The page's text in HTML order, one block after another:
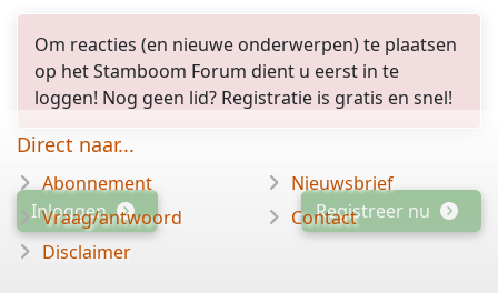
Om reacties (en nieuwe onderwerpen) te plaatsen
op het Stamboom Forum dient u eerst in te
loggen! Nog geen lid? Registratie is gratis en snel!
Inloggen Registreer nu
Direct naar...
Abonnement
Vraag/antwoord
Disclaimer
Nieuwsbrief
Contact